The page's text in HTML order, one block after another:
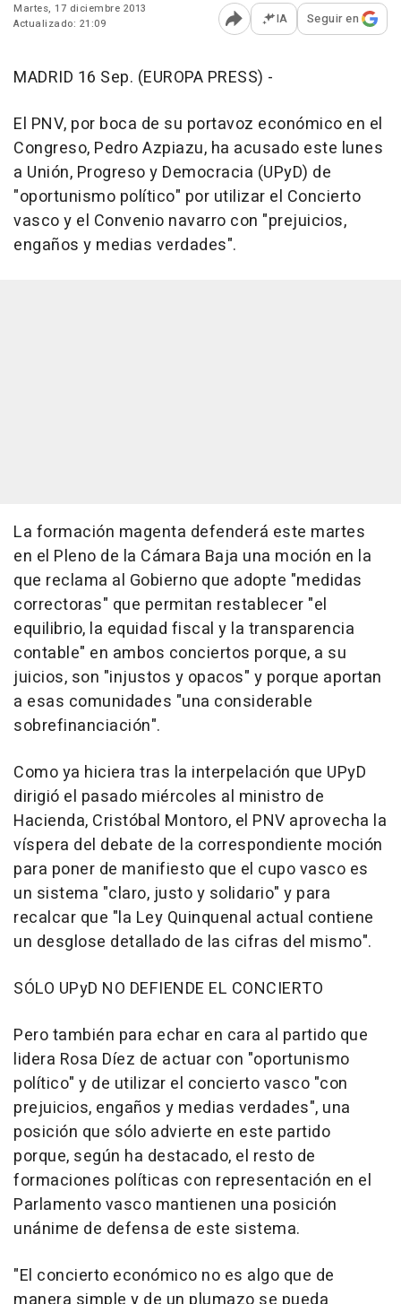
Martes, 17 diciembre 2013
Actualizado: 21:09
Abrir opciones para
IA Seguir en
MADRID 16 Sep. (EUROPA PRESS) -
El PNV, por boca de su portavoz económico en el
Congreso, Pedro Azpiazu, ha acusado este lunes
a Unión, Progreso y Democracia (UPyD) de
"oportunismo político" por utilizar el Concierto
vasco y el Convenio navarro con "prejuicios,
engaños y medias verdades".
La formación magenta defenderá este martes
en el Pleno de la Cámara Baja una moción en la
que reclama al Gobierno que adopte "medidas
correctoras" que permitan restablecer "el
equilibrio, la equidad fiscal y la transparencia
contable" en ambos conciertos porque, a su
juicios, son "injustos y opacos" y porque aportan
a esas comunidades "una considerable
sobrefinanciación".
Como ya hiciera tras la interpelación que UPyD
dirigió el pasado miércoles al ministro de
Hacienda, Cristóbal Montoro, el PNV aprovecha la
víspera del debate de la correspondiente moción
para poner de manifiesto que el cupo vasco es
un sistema "claro, justo y solidario" y para
recalcar que "la Ley Quinquenal actual contiene
un desglose detallado de las cifras del mismo".
SÓLO UPyD NO DEFIENDE EL CONCIERTO
Pero también para echar en cara al partido que
lidera Rosa Díez de actuar con "oportunismo
político" y de utilizar el concierto vasco "con
prejuicios, engaños y medias verdades", una
posición que sólo advierte en este partido
porque, según ha destacado, el resto de
formaciones políticas con representación en el
Parlamento vasco mantienen una posición
unánime de defensa de este sistema.
"El concierto económico no es algo que de